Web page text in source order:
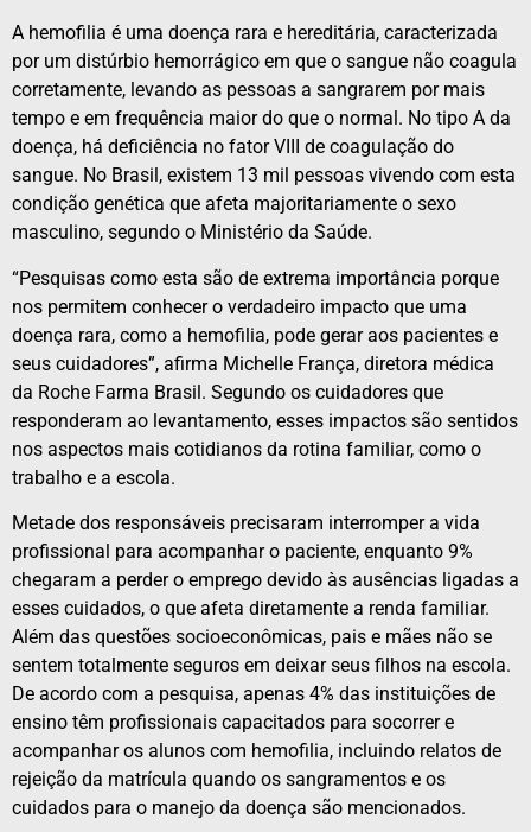
A hemofilia é uma doença rara e hereditária, caracterizada
por um distúrbio hemorrágico em que o sangue não coagula
corretamente, levando as pessoas a sangrarem por mais
tempo e em frequência maior do que o normal. No tipo A da
doença, há deficiência no fator VIII de coagulação do
sangue. No Brasil, existem 13 mil pessoas vivendo com esta
condição genética que afeta majoritariamente o sexo
masculino, segundo o Ministério da Saúde.
“Pesquisas como esta são de extrema importância porque
nos permitem conhecer o verdadeiro impacto que uma
doença rara, como a hemofilia, pode gerar aos pacientes e
seus cuidadores”, afirma Michelle França, diretora médica
da Roche Farma Brasil. Segundo os cuidadores que
responderam ao levantamento, esses impactos são sentidos
nos aspectos mais cotidianos da rotina familiar, como o
trabalho e a escola.
Metade dos responsáveis precisaram interromper a vida
profissional para acompanhar o paciente, enquanto 9%
chegaram a perder o emprego devido às ausências ligadas a
esses cuidados, o que afeta diretamente a renda familiar.
Além das questões socioeconômicas, pais e mães não se
sentem totalmente seguros em deixar seus filhos na escola.
De acordo com a pesquisa, apenas 4% das instituições de
ensino têm profissionais capacitados para socorrer e
acompanhar os alunos com hemofilia, incluindo relatos de
rejeição da matrícula quando os sangramentos e os
cuidados para o manejo da doença são mencionados.